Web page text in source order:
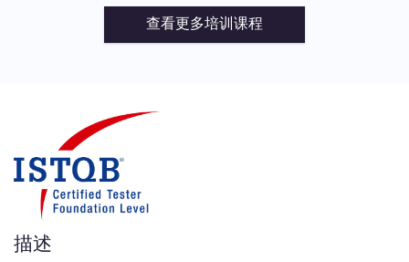
查看更多培训课程
描述